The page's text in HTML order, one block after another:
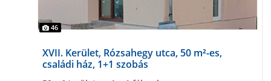
46
XVII. Kerület, Rózsahegy utca, 50 m²-es,
családi ház, 1+1 szobás